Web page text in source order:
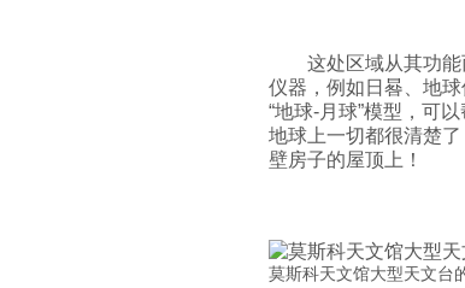
这处区域从其功
仪器，例如日晷、地
“地球-月球”模型，可
地球上一切都很清楚
壁房子的屋顶上！
莫斯科天文馆大型天文台